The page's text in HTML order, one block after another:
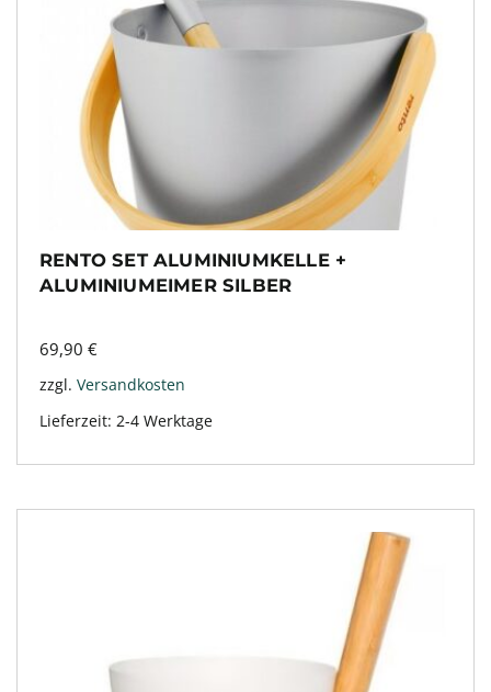
RENTO SET ALUMINIUMKELLE +
ALUMINIUMEIMER SILBER
69,90 €
zzgl. Versandkosten
Lieferzeit: 2-4 Werktage